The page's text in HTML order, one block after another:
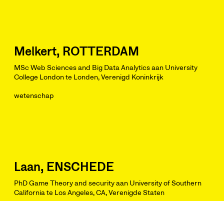
Melkert, ROTTERDAM
MSc Web Sciences and Big Data Analytics aan University
College London te Londen, Verenigd Koninkrijk
wetenschap
Laan, ENSCHEDE
PhD Game Theory and security aan University of Southern
California te Los Angeles, CA, Verenigde Staten